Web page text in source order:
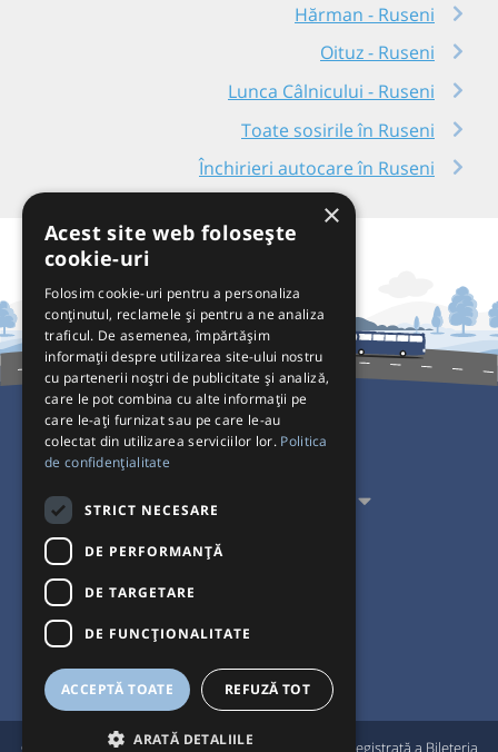
Hărman - Ruseni
Oituz - Ruseni
Lunca Câlnicului - Ruseni
Toate sosirile în Ruseni
Închirieri autocare în Ruseni
Pentru Călători
Pentru Transportatori
Interacționăm
Acceptăm plăți cu
© Bileteria 2004-2026 | Autogari.RO® este marcă înregistrată a Bileteria
×
Acest site web folosește
cookie-uri
Folosim cookie-uri pentru a personaliza
conținutul, reclamele și pentru a ne analiza
traficul. De asemenea, împărtășim
informații despre utilizarea site-ului nostru
cu partenerii noștri de publicitate și analiză,
care le pot combina cu alte informații pe
care le-ați furnizat sau pe care le-au
colectat din utilizarea serviciilor lor. Politica
de confidențialitate
STRICT NECESARE
DE PERFORMANȚĂ
DE TARGETARE
DE FUNCŢIONALITATE
ACCEPTĂ TOATE REFUZĂ TOT
ARATĂ DETALIILE